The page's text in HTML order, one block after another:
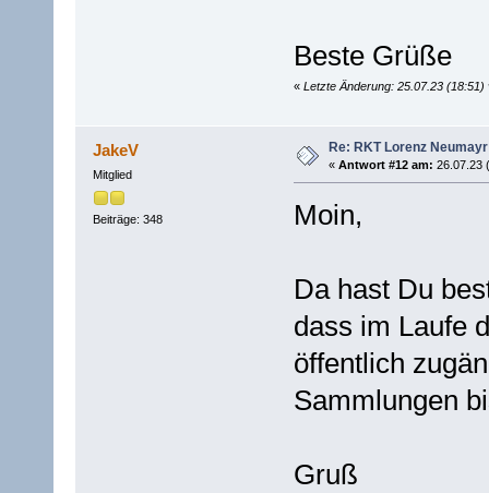
Beste Grüße
« Letzte Änderung: 25.07.23
JakeV
Mitglied
Beiträge: 348
Re: RKT Lorenz Neumayr
« Antwort #12 am: 26.07.23
Moin,
Da hast Du
dass im Laufe
öffentlich
Sammlungen
Gruß